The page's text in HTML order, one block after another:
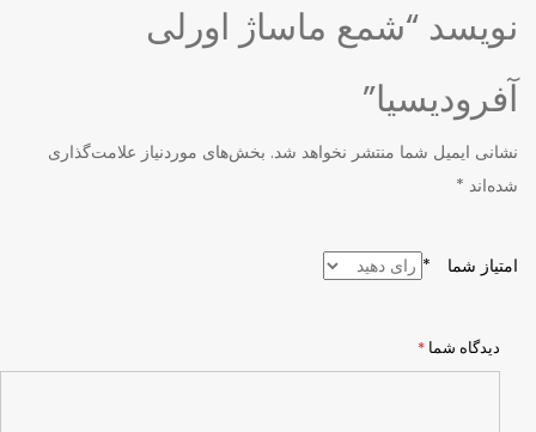
نویسد “شمع ماساژ اورلی
آفرودیسیا”
نشانی ایمیل شما منتشر نخواهد شد. بخش‌های موردنیاز علامت‌گذاری
شده‌اند *
امتیاز شما *
دیدگاه شما *